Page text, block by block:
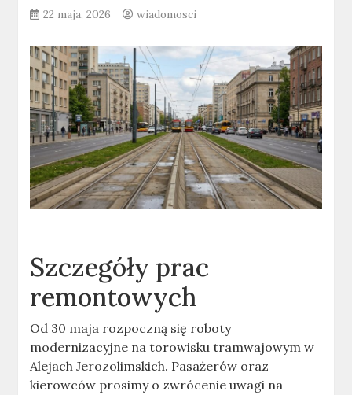
22 maja, 2026 wiadomosci
Szczegóły prac
remontowych
Od 30 maja rozpoczną się roboty
modernizacyjne na torowisku tramwajowym w
Alejach Jerozolimskich. Pasażerów oraz
kierowców prosimy o zwrócenie uwagi na